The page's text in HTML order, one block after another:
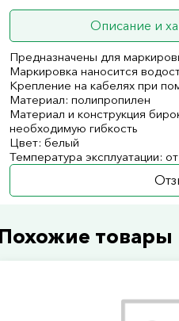
Описание и
Предназначены для
Маркировка наносится
Крепление на кабелях при
Материал: полипропилен
Материал и конструкция
необходимую гибкость
Цвет: белый
Температура эксплуатации:
товары